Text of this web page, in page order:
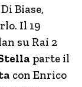
Biase,
Il 19
su Rai 2
parte il
con Enrico